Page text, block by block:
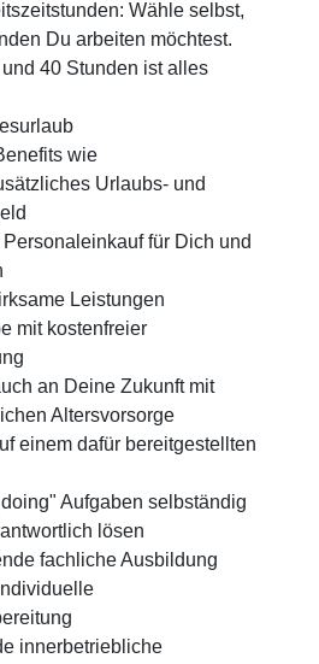
Wähle selbst,
Du arbeiten möchtest.
40 Stunden ist alles
wie
Urlaubs- und
für Dich und
Leistungen
mit kostenfreier
an Deine Zukunft mit
Altersvorsorge
einem dafür bereitgestellten
Aufgaben selbständig
lösen
fachliche Ausbildung
innerbetriebliche